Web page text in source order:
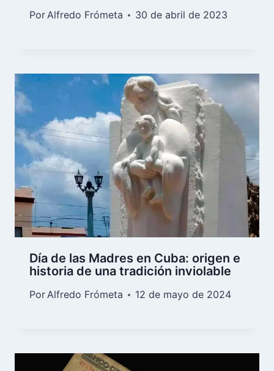
PorAlfredo Frómeta 30 de abril de 2023
Día de las Madres en Cuba: origen e
historia de una tradición inviolable
PorAlfredo Frómeta 12 de mayo de 2024